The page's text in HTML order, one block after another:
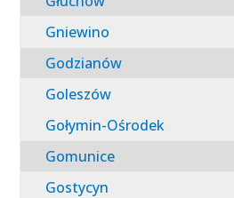
Gniewino
Godzianów
Goleszów
Gołymin-Ośrodek
Gomunice
Gostycyn